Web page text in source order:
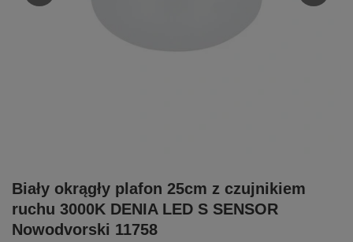
Biały okrągły plafon 25cm z czujnikiem
ruchu 3000K DENIA LED S SENSOR
Nowodvorski 11758